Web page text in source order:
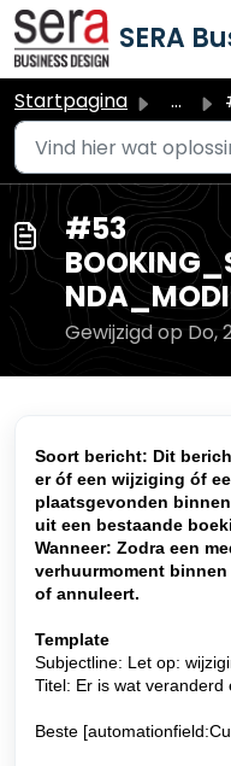
Doorgaan naar
Startpagina ...
#53
Gewijzigd op Do,
Soort bericht: Dit
er óf een wijziging óf
plaatsgevonden
uit een bestaande
Wanneer: Zodra een
verhuurmoment
of annuleert.
Template
Subjectline: Let op:
Titel: Er is wat
Beste